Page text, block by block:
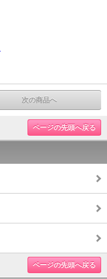
次の商品へ
ページの先頭へ戻る
ページの先頭へ戻る